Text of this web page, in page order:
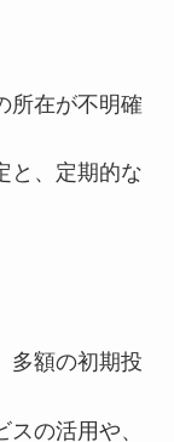
所在が不明確
と、定期的な
多額の初期投
の活用や、